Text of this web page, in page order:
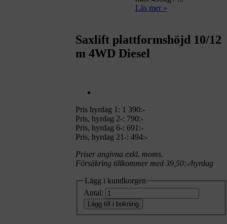
Läs mer »
Saxlift plattformshöjd 10/12
m 4WD Diesel
Pris hyrdag 1: 1 390:-
Pris, hyrdag 2-: 790:-
Pris, hyrdag 6-: 691:-
Pris, hyrdag 21-: 494:-
Priser angivna exkl. moms.
Försäkring tillkommer med 39,50:-/hyrdag
Lägg i kundkorgen
Antal:
Lägg till i bokning